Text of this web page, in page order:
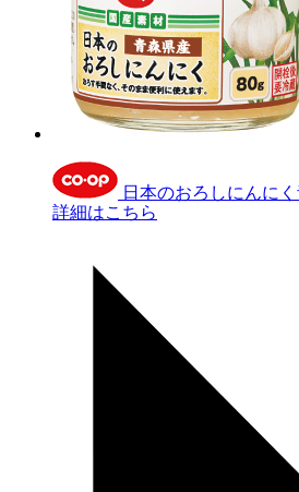
日本のおろしにんに
詳細はこちら